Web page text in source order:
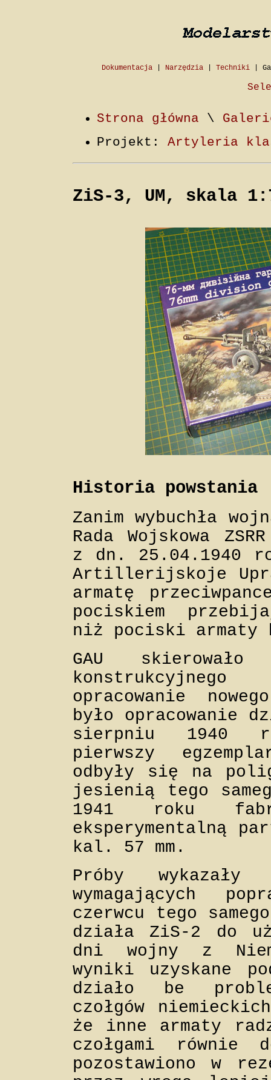
Dokumentacja| Narzędzia| Techniki|
Strona główna \
Projekt: Artyleria
ZiS-3, UM, skala
Historia powstania
Zanim wybuchła
Rada Wojskowa
z dn. 25.04.1940
Artillerijskoje
armatę
pociskiem
niż pociski armaty
GAU
opracowanie
było opracowanie
sierpniu 1940
pierwszy
odbyły się na
jesienią tego
1941 roku
eksperymentalną
kal. 57 mm.
Próby
wymagających
czerwcu tego
działa ZiS-2 do
dni wojny z
wyniki uzyskane
działo be
czołgów
że inne armaty
czołgami równie
pozostawiono w